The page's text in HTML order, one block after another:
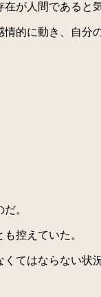
が人間であると
的に動き、自分
。
控えていた。
てはならない状